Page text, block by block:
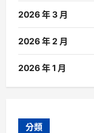
2026 年 3 月
2026 年 2 月
2026 年 1 月
分類